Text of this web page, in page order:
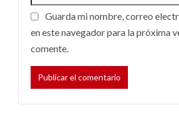
Guarda mi nombre, correo
en este navegador para la próxima
comente.